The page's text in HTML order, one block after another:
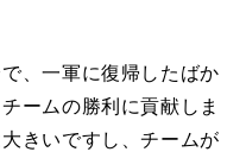
、一軍に復帰したばか
ームの勝利に貢献しま
きいですし、チームが